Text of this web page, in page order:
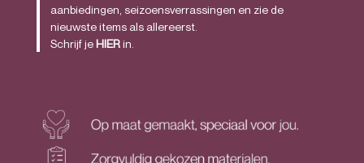
aanbiedingen, seizoensverrassingen en zie de
nieuwste items als allereerst.
Schrijf jeHIERin.